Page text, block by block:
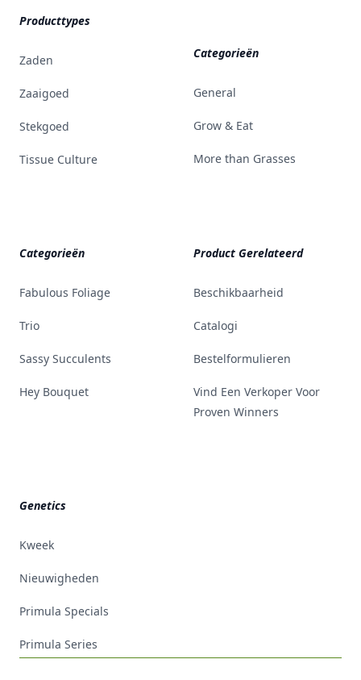
Producttypes
Zaden
Zaaigoed
Stekgoed
Tissue Culture
Categorieën
General
Grow & Eat
More than Grasses
Categorieën
Fabulous Foliage
Trio
Sassy Succulents
Hey Bouquet
Product Gerelateerd
Beschikbaarheid
Catalogi
Bestelformulieren
Vind Een Verkoper Voor
Proven Winners
Genetics
Kweek
Nieuwigheden
Primula Specials
Primula Series